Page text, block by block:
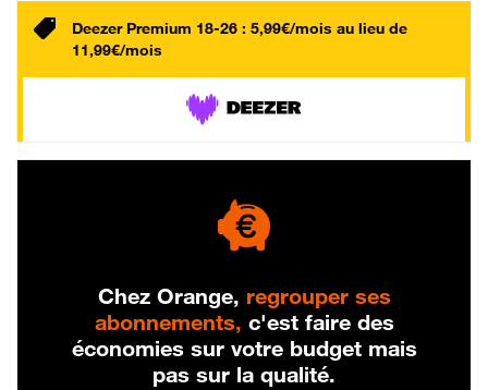
Deezer Premium 18-26 : 5,99€/mois au lieu de
11,99€/mois
Chez Orange, regrouper ses
abonnements, c'est faire des
économies sur votre budget mais
pas sur la qualité.